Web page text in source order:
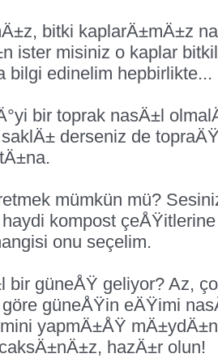
bitki kaplarÄ±mÄ±z
ister misiniz o kaplar
bilgi edinelim hepbirlikte...
bir toprak nasÄ±l
derseniz de
mümkün mü?
kompost
onu seçelim.
bir güneÅŸ geliyor? Az,
güneÅŸin eÄŸimi
yapmÄ±ÅŸ
hazÄ±r olun!